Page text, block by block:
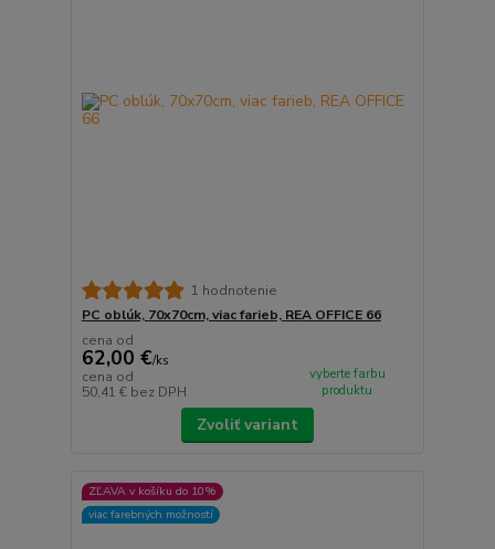
1 hodnotenie
PC oblúk, 70x70cm, viac farieb, REA OFFICE 66
cena od
62,00 €/ks
cena od
50,41 € bez DPH
vyberte farbu
produktu
Zvoliť variant
ZĽAVA v košíku do 10%
viac farebných možností